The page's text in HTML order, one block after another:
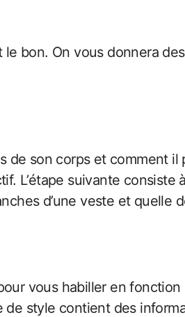
bon. On vous donnera
son corps et comment il
L’étape suivante consiste
d’une veste et quelle
vous habiller en
style contient des